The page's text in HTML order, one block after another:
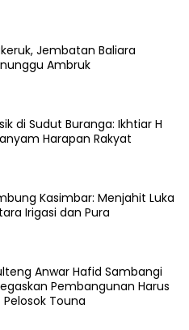
Jembatan Baliara
Ambruk
di Sudut Buranga: Ikhtiar H
Harapan Rakyat
Kasimbar: Menjahit Luka
Irigasi dan Pura
Anwar Hafid Sambangi
Pembangunan Harus
Touna